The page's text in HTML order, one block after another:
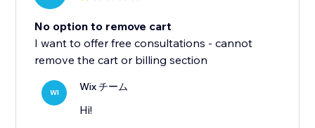
No option to remove cart
I want to offer free consultations - cannot
remove the cart or billing section
WI Wix チーム
Hi!